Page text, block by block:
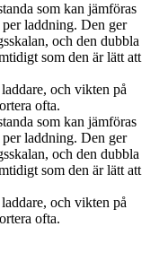
som kan jämföras
laddning. Den ger
och den dubbla
som den är lätt att
och vikten på
ofta.
som kan jämföras
laddning. Den ger
och den dubbla
som den är lätt att
och vikten på
ofta.